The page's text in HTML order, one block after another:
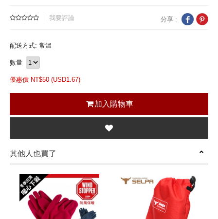
我要評論 分享 :
配送方式: 常溫
數量
優惠價 NT$50 (USD1.67)
加入購物車
其他人也買了